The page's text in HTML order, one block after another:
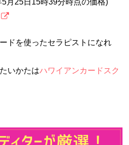
月25日15時39分時点の価格)
ドを使ったセラピストになれ
いかたはハワイアンカードスク